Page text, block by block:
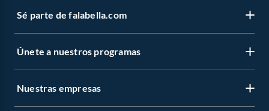
Sé parte de falabella.com
Únete a nuestros programas
Nuestras empresas